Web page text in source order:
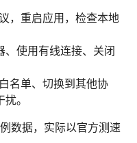
，重启应用，检查本地
使用有线连接、关闭
名单、切换到其他协
。
数据，实际以官方测速